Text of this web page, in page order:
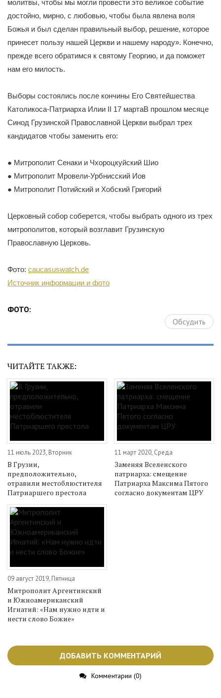
молитвы, чтобы мы могли провести это великое событие
достойно, мирно, с любовью, чтобы была явлена воля
Божья и был сделан правильный выбор, решение, которое
принесет пользу нашей Церкви и нашему народу». Конечно,
прежде всего обратимся к святому Георгию, и да поможет
нам его милость.
Выборы состоялись после кончины Его Святейшества
Католикоса-Патриарха Илии II 17 мартаВ прошлом месяце
Синод Грузинской Православной Церкви выбрал трех
кандидатов чтобы заменить его:
● Митрополит Сенаки и Чхороцкуйский Шио
● Митрополит Мровели-Урбнисский Иов
● Митрополит Потийский и Хобский Григорий
Церковный собор соберется, чтобы выбрать одного из трех
митрополитов, который возглавит Грузинскую
Православную Церковь.
Фото: caucasuswatch.de
Источник информации и фото
ФОТО:
Обсудить
ЧИТАЙТЕ ТАКЖЕ:
11 июль 2023, Вторник
В Грузии,
предположительно,
отравили местоблюстителя
Патриаршего престола
11 март 2020, Среда
Заменяя Вселенского
патриарха: смещение
Патриарха Максима Пятого
согласно документам ЦРУ
09 август 2019, Пятница
Митрополит Аргентинский
и Южноамериканский
Игнатий: «Нам нужно идти и
нести слово Божие»
ДОБАВИТЬ КОММЕНТАРИЙ
Комментарии (0)